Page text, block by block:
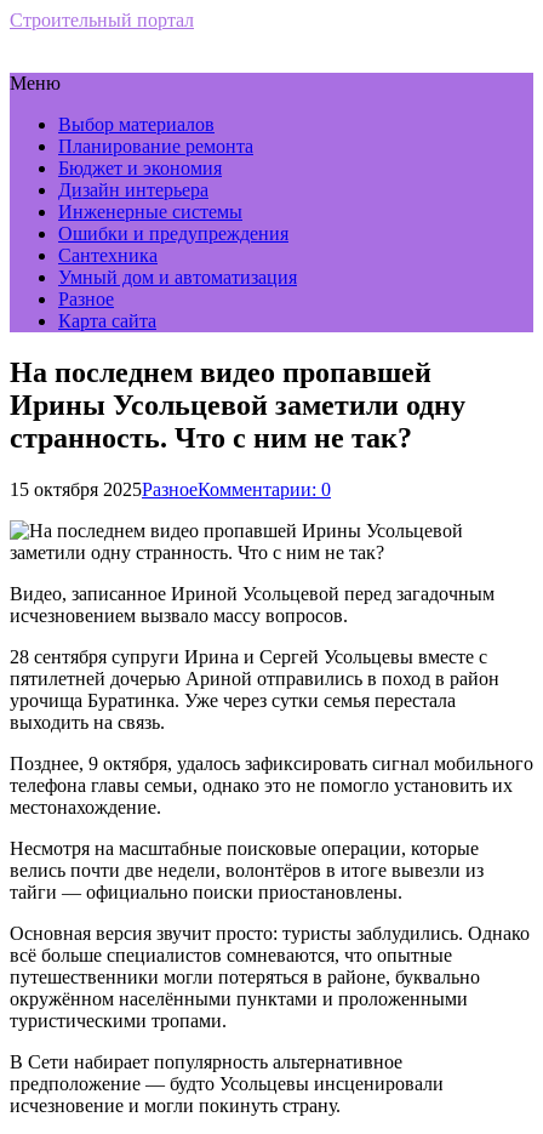
Строительный портал
Меню
Выбор материалов
Планирование ремонта
Бюджет и экономия
Дизайн интерьера
Инженерные системы
Ошибки и предупреждения
Сантехника
Умный дом и автоматизация
Разное
Карта сайта
На последнем видео пропавшей
Ирины Усольцевой заметили одну
странность. Что с ним не так?
15 октября 2025РазноеКомментарии: 0
Видео, записанное Ириной Усольцевой перед загадочным
исчезновением вызвало массу вопросов.
28 сентября супруги Ирина и Сергей Усольцевы вместе с
пятилетней дочерью Ариной отправились в поход в район
урочища Буратинка. Уже через сутки семья перестала
выходить на связь.
Позднее, 9 октября, удалось зафиксировать сигнал мобильного
телефона главы семьи, однако это не помогло установить их
местонахождение.
Несмотря на масштабные поисковые операции, которые
велись почти две недели, волонтёров в итоге вывезли из
тайги — официально поиски приостановлены.
Основная версия звучит просто: туристы заблудились. Однако
всё больше специалистов сомневаются, что опытные
путешественники могли потеряться в районе, буквально
окружённом населёнными пунктами и проложенными
туристическими тропами.
В Сети набирает популярность альтернативное
предположение — будто Усольцевы инсценировали
исчезновение и могли покинуть страну.